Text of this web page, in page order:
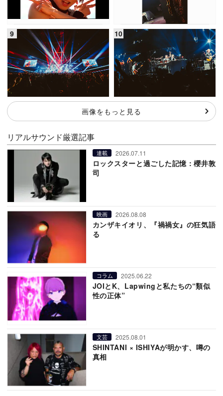
画像をもっと見る
リアルサウンド厳選記事
連載 2026.07.11
ロックスターと過ごした記憶：櫻井敦
司
映画 2026.08.08
カンザキイオリ、『禍禍女』の狂気語
る
コラム 2025.06.22
JOIとK、Lapwingと私たちの“類似
性の正体”
文芸 2025.08.01
SHINTANI × ISHIYAが明かす、噂の
真相